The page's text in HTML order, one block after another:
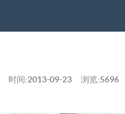
时间:2013-09-23 浏览:5696